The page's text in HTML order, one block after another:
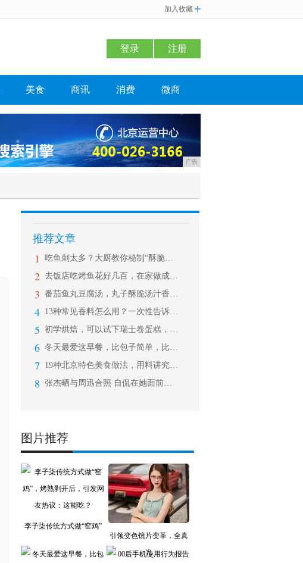
加入收藏
登录 注册
美食 商讯 消费 微商
广告
推荐文章
1 吃鱼刺太多？大厨教你秘制“酥脆鱼”，
2 去饭店吃烤鱼花好几百，在家做成本不到
3 番茄鱼丸豆腐汤，丸子酥脆汤汁香浓，开
4 13种常见香料怎么用？一次性告诉你！
5 初学烘焙，可以试下瑞士卷蛋糕，做法简
6 冬天最爱这早餐，比包子简单，比油条好
7 19种北京特色美食做法，用料讲究、制
8 张杰晒与周迅合照 自侃在她面前演话剧
图片推荐
李子柒传统方式做“窑鸡”
引领变色镜片变革，全真
光